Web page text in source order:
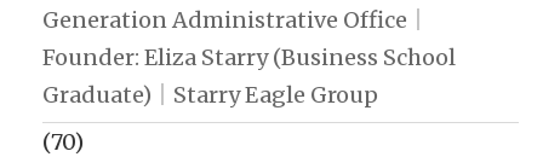
Generation Administrative Office｜
Founder: Eliza Starry (Business School
Graduate)｜Starry Eagle Group
(70)